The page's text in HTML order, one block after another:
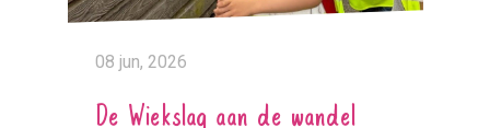
08 jun, 2026
De Wiekslag aan de wandel